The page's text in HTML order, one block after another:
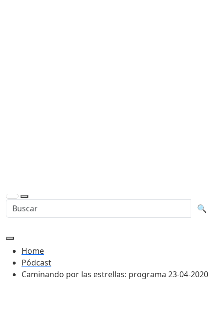
Buscar en la web 🔍
Home
Pódcast
Caminando por las estrellas: programa 23-04-2020